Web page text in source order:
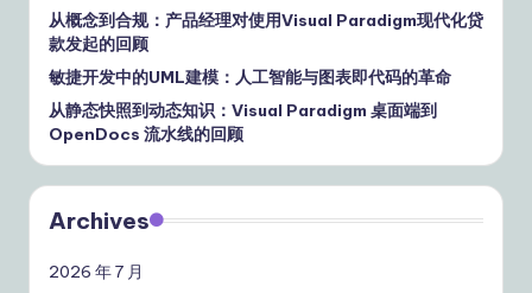
从概念到合规：产品经理对使用Visual Paradigm现代化贷
款发起的回顾
敏捷开发中的UML建模：人工智能与图表即代码的革命
从静态快照到动态知识：Visual Paradigm 桌面端到
OpenDocs 流水线的回顾
Archives
2026 年 7 月